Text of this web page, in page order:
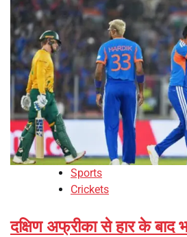
Sports
Crickets
दक्षिण अफ्रीका से हार के बाद